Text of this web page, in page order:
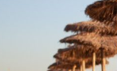
Кала Бона